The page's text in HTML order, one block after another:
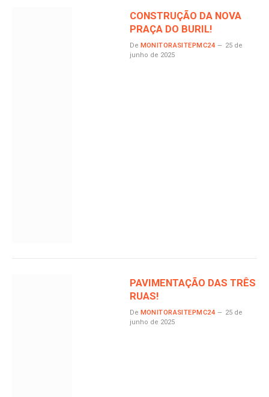
CONSTRUÇÃO DA NOVA
PRAÇA DO BURIL!
De MONITORASITEPMC24
25 de
junho de 2025
PAVIMENTAÇÃO DAS TRÊS
RUAS!
De MONITORASITEPMC24
25 de
junho de 2025